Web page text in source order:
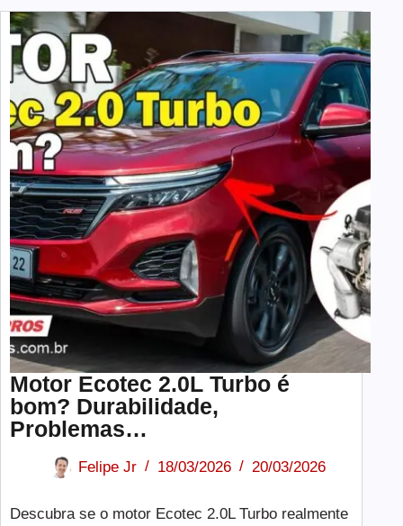
Motor Ecotec 2.0L Turbo é
bom? Durabilidade,
Problemas…
Felipe Jr 18/03/2026 20/03/2026
Descubra se o motor Ecotec 2.0L Turbo realmente